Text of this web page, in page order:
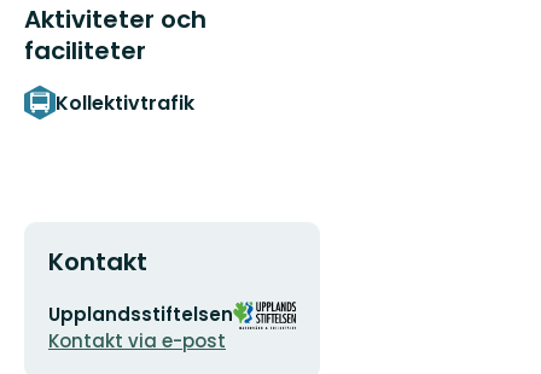
Aktiviteter och
faciliteter
Kollektivtrafik
Kontakt
E-
postadress
Upplandsstiftelsen
Kontakt via e-post
Organisationens
logotyp